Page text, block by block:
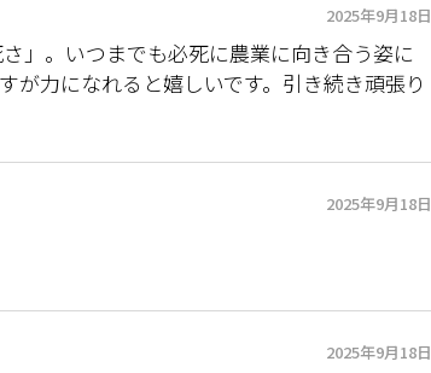
2025年9月18日
」。いつまでも必死に農業に向き合う姿に
が力になれると嬉しいです。引き続き頑張り
2025年9月18日
2025年9月18日